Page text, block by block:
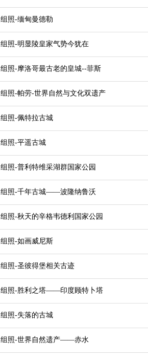
组照-缅甸曼德勒
组照-明显陵皇家气势今犹在
组照-摩洛哥最古老的皇城--菲斯
组照-帕劳-世界自然与文化双遗产
组照-佩特拉古城
组照-平遥古城
组照-普利特维采湖群国家公园
组照-千年古城——波隆纳鲁沃
组照-秋天的辛格韦德利国家公园
组照-如画威尼斯
组照-圣彼得堡相关古迹
组照-胜利之塔——印度顾特卜塔
组照-失落的古城
组照-世界自然遗产——赤水